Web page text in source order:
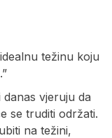
težinu koju
vjeruju da
se truditi održati.
na težini,